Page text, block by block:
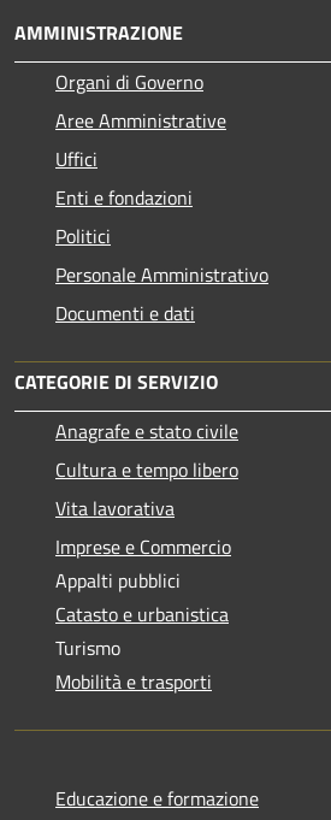
AMMINISTRAZIONE
Organi di Governo
Aree Amministrative
Uffici
Enti e fondazioni
Politici
Personale Amministrativo
Documenti e dati
CATEGORIE DI SERVIZIO
Anagrafe e stato civile
Cultura e tempo libero
Vita lavorativa
Imprese e Commercio
Appalti pubblici
Catasto e urbanistica
Turismo
Mobilità e trasporti
Educazione e formazione